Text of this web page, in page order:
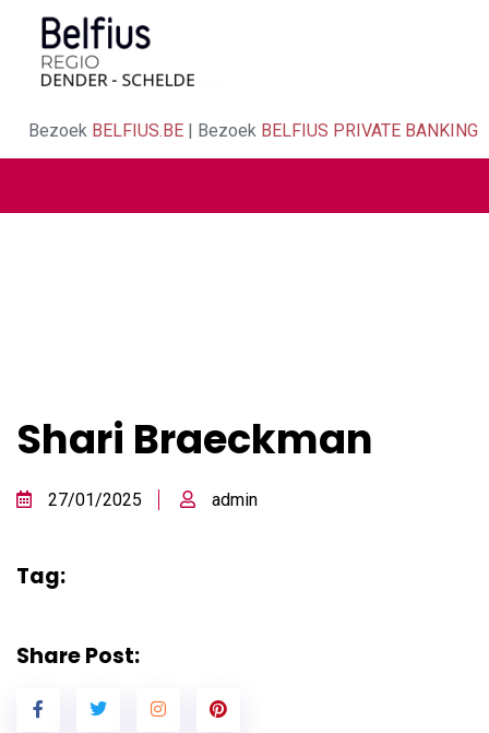
Bezoek BELFIUS.BE | Bezoek BELFIUS PRIVATE BANKING
Shari Braeckman
27/01/2025 admin
Tag:
Share Post: